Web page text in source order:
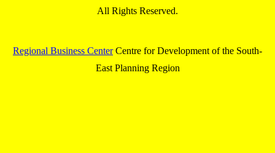
All Rights Reserved.
Regional Business CenterCentre for Development of the South-
East Planning Region